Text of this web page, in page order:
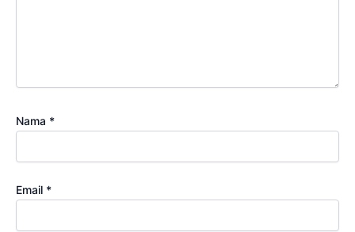
Nama *
Email *